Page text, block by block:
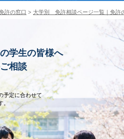
許の窓口 > 大学別 免許相談ページ一覧｜免許
学生の皆様へ
相談
予定に合わせて
。